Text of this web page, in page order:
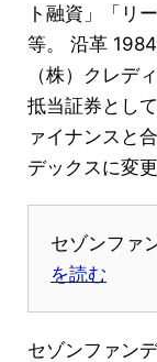
ト融資」「リ
等。 沿革
（株）クレデ
抵当証券とし
ァイナンスと
デックスに変更
セゾンファ
を読む
セゾンファン